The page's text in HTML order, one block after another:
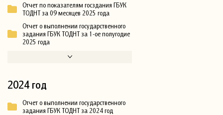
Отчет по показателям госздания ГБУК
ТОДНТ за 09 месяцев 2025 года
Отчет о выполнении государственного
задания ГБУК ТОДНТ за 1-ое полугодие
2025 года
2024 год
Отчет о выполнении государственного
задания ГБУК ТОДНТ за 2024 год